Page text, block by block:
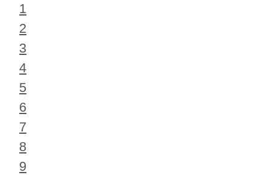
1
2
3
4
5
6
7
8
9